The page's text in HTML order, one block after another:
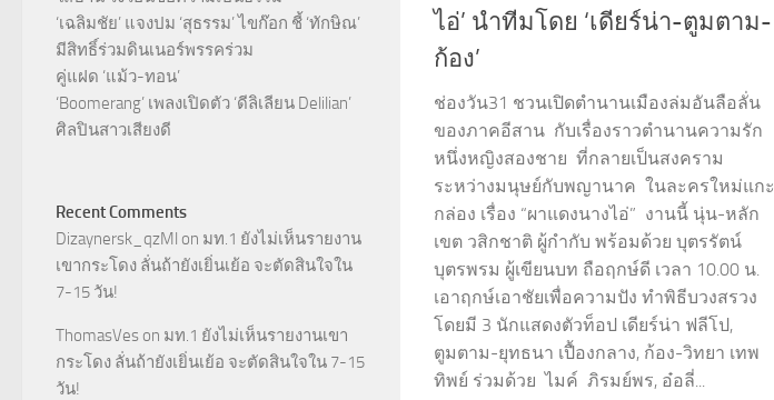
ไอ่’ นำทีมโดย ‘เดียร์น่า-ตูมตาม-
ก้อง’
ช่องวัน31 ชวนเปิดตำนานเมืองล่มอันลือลั่น
ของภาคอีสาน กับเรื่องราวตำนานความรัก
หนึ่งหญิงสองชาย ที่กลายเป็นสงคราม
ระหว่างมนุษย์กับพญานาค ในละครใหม่แกะ
กล่อง เรื่อง “ผาแดงนางไอ่” งานนี้ นุ่น-หลัก
เขต วสิกชาติ ผู้กำกับ พร้อมด้วย บุตรรัตน์
บุตรพรม ผู้เขียนบท ถือฤกษ์ดี เวลา 10.00 น.
เอาฤกษ์เอาชัยเพื่อความปัง ทำพิธีบวงสรวง
โดยมี 3 นักแสดงตัวท็อป เดียร์น่า ฟลีโป,
ตูมตาม-ยุทธนา เปื้องกลาง, ก้อง-วิทยา เทพ
ทิพย์ ร่วมด้วย ไมค์ ภิรมย์พร, อ๋อลี่...
‘เฉลิมชัย’ แจงปม ‘สุธรรม’ ไขก๊อก ชี้ ‘ทักษิณ’
มีสิทธิ์ร่วมดินเนอร์พรรคร่วม
คู่แฝด ‘แม้ว-ทอน’
‘Boomerang’ เพลงเปิดตัว ‘ดีลิเลียน Delilian’
ศิลปินสาวเสียงดี
Recent Comments
Dizaynersk_qzMl on มท.1 ยังไม่เห็นรายงาน
เขากระโดง ลั่นถ้ายังเยิ่นเย้อ จะตัดสินใจใน
7-15 วัน!
ThomasVes on มท.1 ยังไม่เห็นรายงานเขา
กระโดง ลั่นถ้ายังเยิ่นเย้อ จะตัดสินใจใน 7-15
วัน!